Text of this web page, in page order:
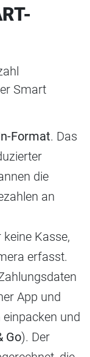
Smart
Format. Das
die
an
Kasse,
erfasst.
App und
und
Go). Der